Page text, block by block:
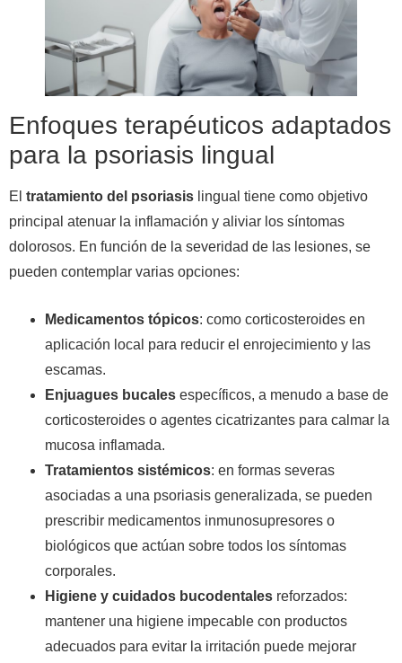
Enfoques terapéuticos adaptados
para la psoriasis lingual
El tratamiento del psoriasis lingual tiene como objetivo
principal atenuar la inflamación y aliviar los síntomas
dolorosos. En función de la severidad de las lesiones, se
pueden contemplar varias opciones:
Medicamentos tópicos: como corticosteroides en
aplicación local para reducir el enrojecimiento y las
escamas.
Enjuagues bucales específicos, a menudo a base de
corticosteroides o agentes cicatrizantes para calmar la
mucosa inflamada.
Tratamientos sistémicos: en formas severas
asociadas a una psoriasis generalizada, se pueden
prescribir medicamentos inmunosupresores o
biológicos que actúan sobre todos los síntomas
corporales.
Higiene y cuidados bucodentales reforzados:
mantener una higiene impecable con productos
adecuados para evitar la irritación puede mejorar